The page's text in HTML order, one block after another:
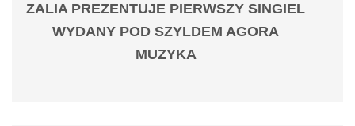
ZALIA PREZENTUJE PIERWSZY SINGIEL
WYDANY POD SZYLDEM AGORA
MUZYKA